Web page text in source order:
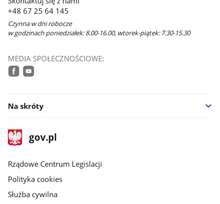
+48 67 25 64 145
Czynna w dni robocze
w godzinach poniedziałek: 8.00-16.00, wtorek-piątek: 7.30-15.30
MEDIA SPOŁECZNOŚCIOWE:
Na skróty
stopka
gov.plStrona
gov.pl
Rządowe Centrum Legislacji
Polityka cookies
Służba cywilna